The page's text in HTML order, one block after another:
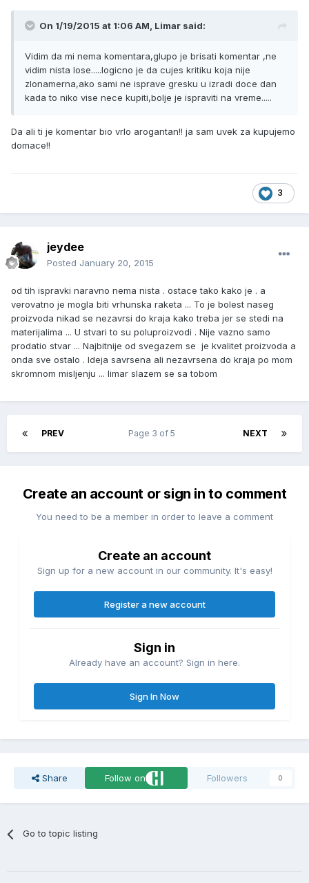
On 1/19/2015 at 1:06 AM, Limar said:
Vidim da mi nema komentara,glupo je brisati komentar ,ne
vidim nista lose.....logicno je da cujes kritiku koja nije
zlonamerna,ako sami ne isprave gresku u izradi doce dan
kada to niko vise nece kupiti,bolje je ispraviti na vreme.....
Da ali ti je komentar bio vrlo arogantan!! ja sam uvek za kupujemo
domace!!
3
jeydee
Posted January 20, 2015
od tih ispravki naravno nema nista . ostace tako kako je . a
verovatno je mogla biti vrhunska raketa ... To je bolest naseg
proizvoda nikad se nezavrsi do kraja kako treba jer se stedi na
materijalima ... U stvari to su poluproizvodi . Nije vazno samo
prodatio stvar ... Najbitnije od svegazem se je kvalitet proizvoda a
onda sve ostalo . Ideja savrsena ali nezavrsena do kraja po mom
skromnom misljenju ... limar slazem se sa tobom
PREV NEXT
Page 3 of 5
Create an account or sign in to comment
You need to be a member in order to leave a comment
Create an account
Sign up for a new account in our community. It's easy!
Register a new account
Sign in
Already have an account? Sign in here.
Sign In Now
Share Follow on Followers 0
Go to topic listing